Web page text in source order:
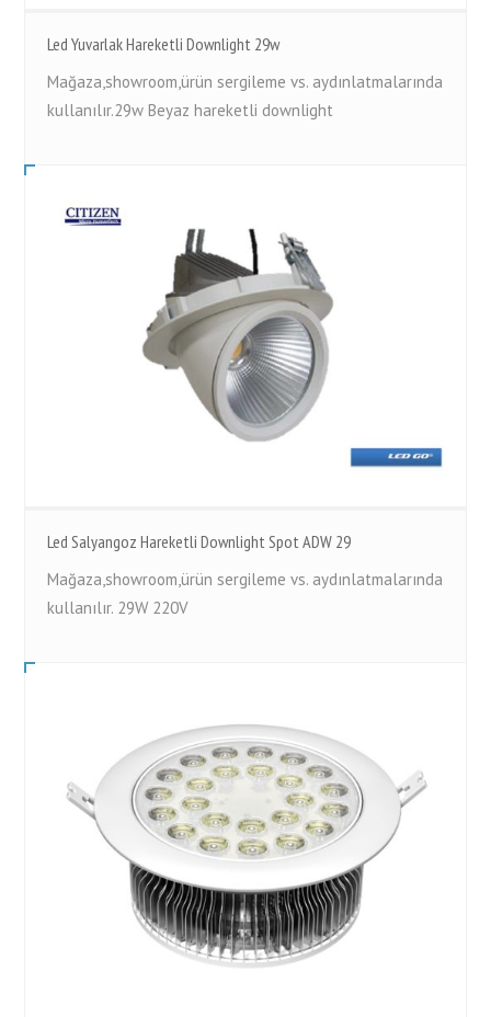
Led Yuvarlak Hareketli Downlight 29w
Mağaza,showroom,ürün sergileme vs. aydınlatmalarında
kullanılır.29w Beyaz hareketli downlight
Led Salyangoz Hareketli Downlight Spot ADW 29
Mağaza,showroom,ürün sergileme vs. aydınlatmalarında
kullanılır. 29W 220V